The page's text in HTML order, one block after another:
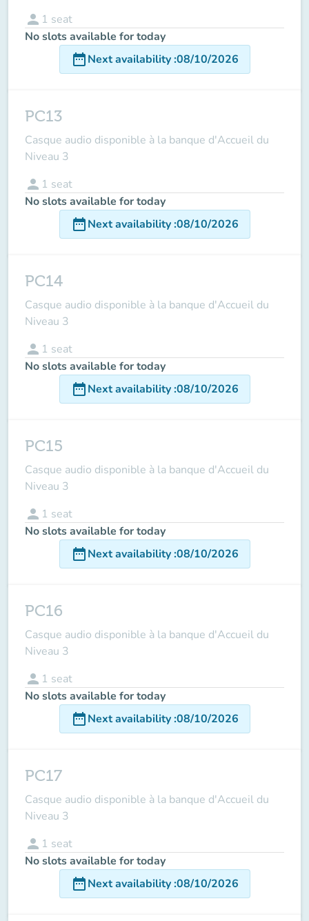
person 1 seat
No slots available for today
date_rangeNext availability:08/10/2026
PC13
Casque audio disponible à la banque d'Accueil du
Niveau 3
person 1 seat
No slots available for today
date_rangeNext availability:08/10/2026
PC14
Casque audio disponible à la banque d'Accueil du
Niveau 3
person 1 seat
No slots available for today
date_rangeNext availability:08/10/2026
PC15
Casque audio disponible à la banque d'Accueil du
Niveau 3
person 1 seat
No slots available for today
date_rangeNext availability:08/10/2026
PC16
Casque audio disponible à la banque d'Accueil du
Niveau 3
person 1 seat
No slots available for today
date_rangeNext availability:08/10/2026
PC17
Casque audio disponible à la banque d'Accueil du
Niveau 3
person 1 seat
No slots available for today
date_rangeNext availability:08/10/2026